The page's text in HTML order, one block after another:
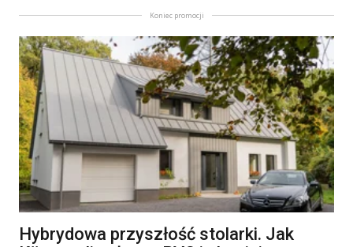
Koniec promocji
Hybrydowa przyszłość stolarki. Jak